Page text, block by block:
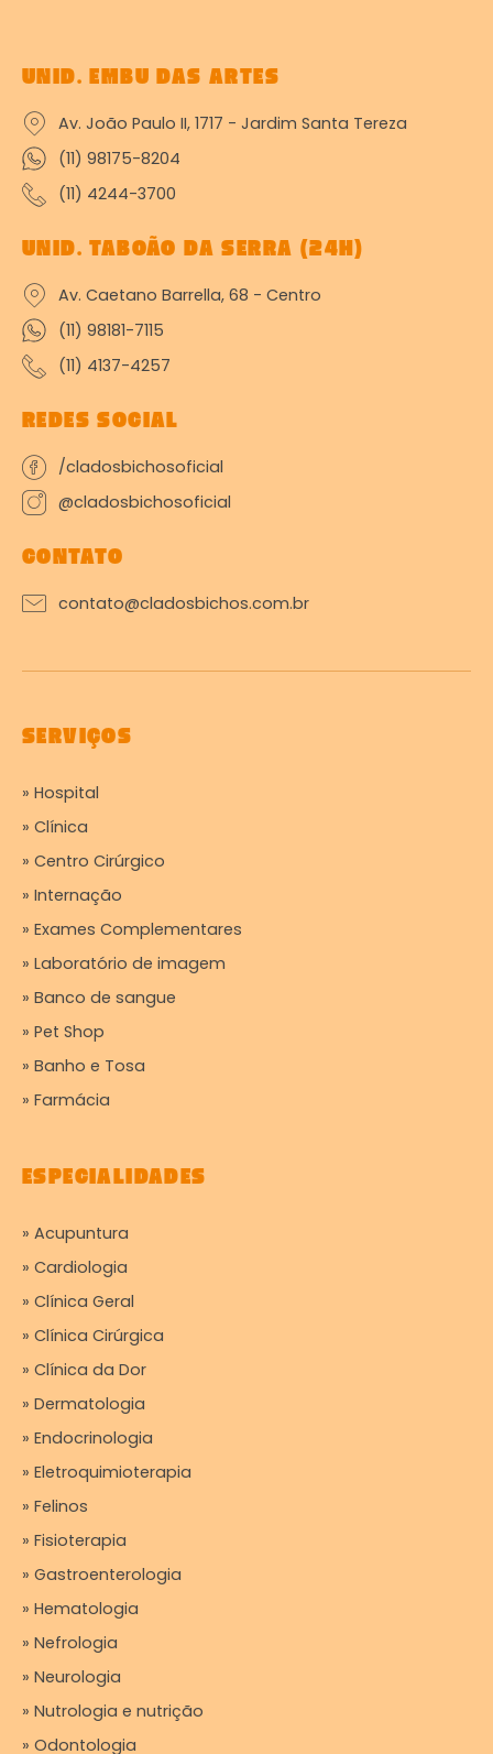
UNID. EMBU DAS ARTES
Av. João Paulo II, 1717 - Jardim Santa Tereza
(11) 98175-8204
(11) 4244-3700
UNID. TABOÃO DA SERRA (24H)
Av. Caetano Barrella, 68 - Centro
(11) 98181-7115
(11) 4137-4257
REDES SOCIAL
/cladosbichosoficial
@cladosbichosoficial
CONTATO
contato@cladosbichos.com.br
SERVIÇOS
» Hospital
» Clínica
» Centro Cirúrgico
» Internação
» Exames Complementares
» Laboratório de imagem
» Banco de sangue
» Pet Shop
» Banho e Tosa
» Farmácia
ESPECIALIDADES
» Acupuntura
» Cardiologia
» Clínica Geral
» Clínica Cirúrgica
» Clínica da Dor
» Dermatologia
» Endocrinologia
» Eletroquimioterapia
» Felinos
» Fisioterapia
» Gastroenterologia
» Hematologia
» Nefrologia
» Neurologia
» Nutrologia e nutrição
» Odontologia